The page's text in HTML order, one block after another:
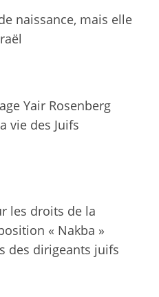
naissance, mais elle
Yair Rosenberg
vie des Juifs
les droits de la
« Nakba »
des dirigeants juifs